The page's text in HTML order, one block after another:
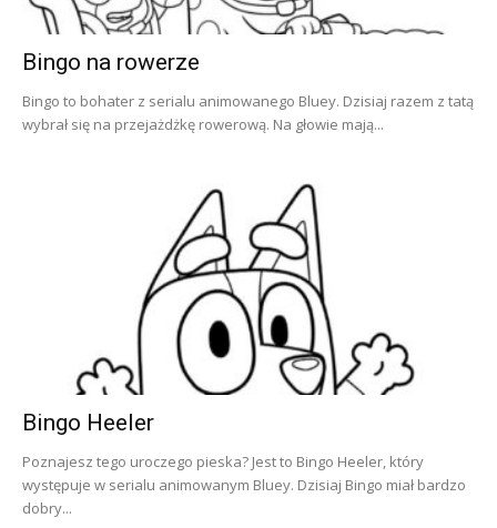
Bingo na rowerze
Bingo to bohater z serialu animowanego Bluey. Dzisiaj razem z tatą
wybrał się na przejażdżkę rowerową. Na głowie mają...
Bingo Heeler
Poznajesz tego uroczego pieska? Jest to Bingo Heeler, który
występuje w serialu animowanym Bluey. Dzisiaj Bingo miał bardzo
dobry...